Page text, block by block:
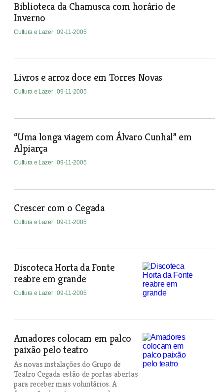
Biblioteca da Chamusca com horário de
Inverno
Cultura e Lazer | 09-11-2005
Livros e arroz doce em Torres Novas
Cultura e Lazer | 09-11-2005
“Uma longa viagem com Álvaro Cunhal” em
Alpiarça
Cultura e Lazer | 09-11-2005
Crescer com o Cegada
Cultura e Lazer | 09-11-2005
Discoteca Horta da Fonte
reabre em grande
Cultura e Lazer | 09-11-2005
Amadores colocam em palco
paixão pelo teatro
As novas instalações do Grupo de
Teatro Cegada estão de portas abertas
para receber mais voluntários. A